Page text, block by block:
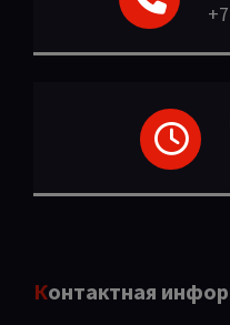
Контактная